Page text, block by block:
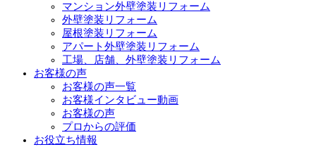
マンション外壁塗装リフォーム
外壁塗装リフォーム
屋根塗装リフォーム
アパート外壁塗装リフォーム
工場、店舗、外壁塗装リフォーム
お客様の声
お客様の声一覧
お客様インタビュー動画
お客様の声
プロからの評価
お役立ち情報